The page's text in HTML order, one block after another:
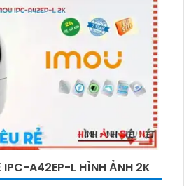
IPC-A42EP-L HÌNH ẢNH 2K